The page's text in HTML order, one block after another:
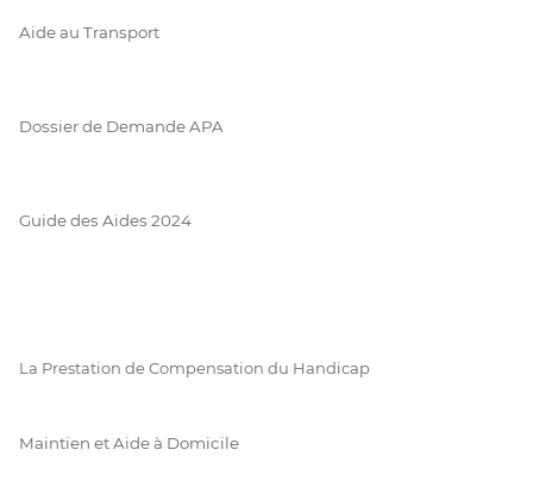
Aide au Transport
Dossier de Demande APA
Guide des Aides 2024
La Prestation de Compensation du Handicap
Maintien et Aide à Domicile